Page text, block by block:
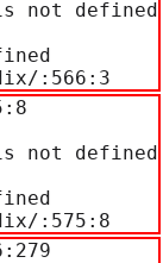
not defined
:566:3
not defined
:575:8